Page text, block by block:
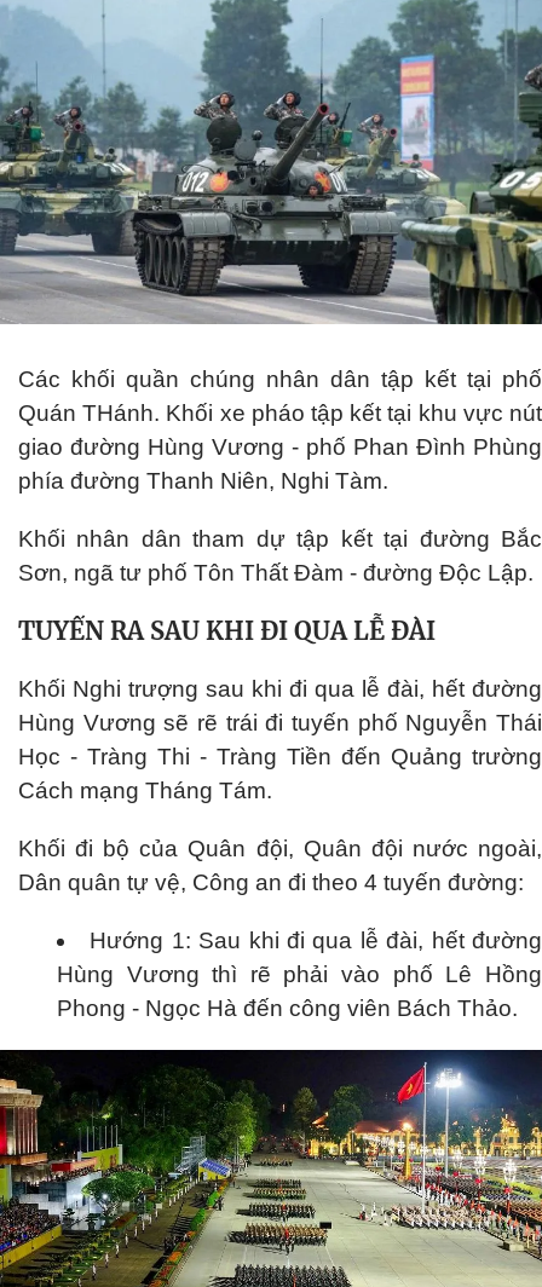
Các khối quần chúng nhân dân tập kết tại phố
Quán THánh. Khối xe pháo tập kết tại khu vực nút
giao đường Hùng Vương - phố Phan Đình Phùng
phía đường Thanh Niên, Nghi Tàm.
Khối nhân dân tham dự tập kết tại đường Bắc
Sơn, ngã tư phố Tôn Thất Đàm - đường Độc Lập.
TUYẾN RA SAU KHI ĐI QUA LỄ ĐÀI
Khối Nghi trượng sau khi đi qua lễ đài, hết đường
Hùng Vương sẽ rẽ trái đi tuyến phố Nguyễn Thái
Học - Tràng Thi - Tràng Tiền đến Quảng trường
Cách mạng Tháng Tám.
Khối đi bộ của Quân đội, Quân đội nước ngoài,
Dân quân tự vệ, Công an đi theo 4 tuyến đường:
Hướng 1: Sau khi đi qua lễ đài, hết đường
Hùng Vương thì rẽ phải vào phố Lê Hồng
Phong - Ngọc Hà đến công viên Bách Thảo.